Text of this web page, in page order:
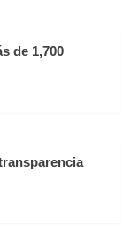
de 1,700